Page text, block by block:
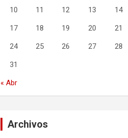
10 11 12 13 14
17 18 19 20 21
24 25 26 27 28
31
« Abr
Archivos